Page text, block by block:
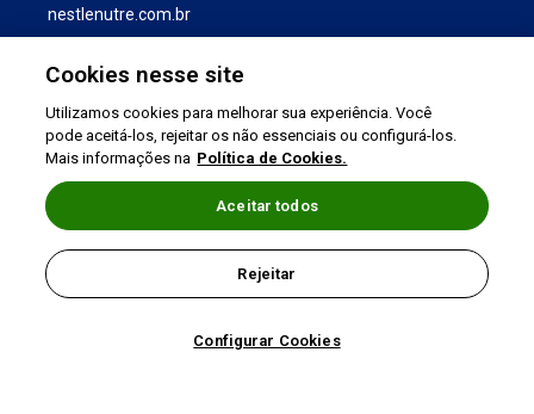
nestlenutre.com.br
Política de Privacidade
©2026 Nestlé Nutrition & Health
Cookies nesse site
Utilizamos cookies para melhorar sua experiência. Você
pode aceitá-los, rejeitar os não essenciais ou configurá-los.
Mais informações na Política de Cookies.
Configurar Cookies
Rejeitar
Aceitar todos